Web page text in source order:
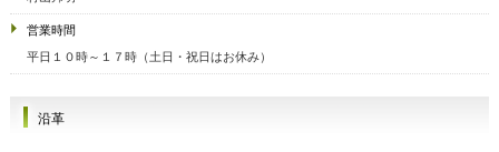
営業時間
平日１０時～１７時（土日・祝日はお休み）
沿革